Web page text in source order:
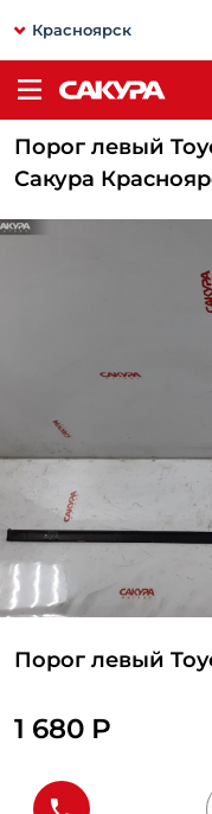
Красноярск
Порог левый
Сакура
Порог левый
1 680 Р